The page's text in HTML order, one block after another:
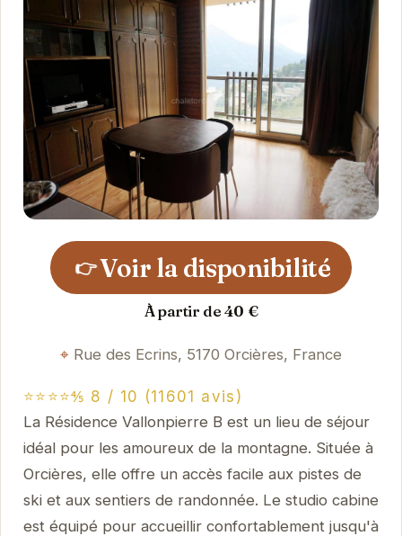
👉 Voir la disponibilité
À partir de 40 €
Rue des Ecrins, 5170 Orcières, France
⭐⭐⭐⭐⅘ 8 / 10 (11601 avis)
La Résidence Vallonpierre B est un lieu de séjour
idéal pour les amoureux de la montagne. Située à
Orcières, elle offre un accès facile aux pistes de
ski et aux sentiers de randonnée. Le studio cabine
est équipé pour accueillir confortablement jusqu'à